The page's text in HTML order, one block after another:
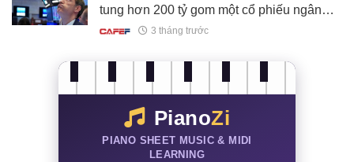
tung hơn 200 tỷ gom một cổ phiếu ngân
hàng
3 tháng trước
PianoZi
PIANO SHEET MUSIC & MIDI
LEARNING